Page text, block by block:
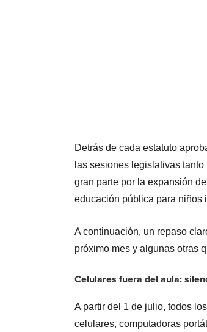
Detrás de cada estatuto
las sesiones legislativas
gran parte por la expansión
educación pública para niños
A continuación, un repaso
próximo mes y algunas otras
Celulares fuera del aula:
A partir del 1 de julio, todos
celulares, computadoras